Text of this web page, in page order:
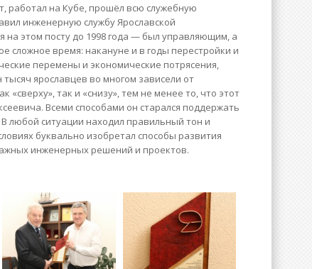
работал на Кубе, прошёл всю служебную
инженерную службу Ярославской
на этом посту до 1998 года — был управляющим, а
сложное время: накануне и в годы перестройки и
перемены и экономические потрясения,
яро­славцев во многом зависели от
«сверху», так и «снизу», тем не менее то, что этот
Всеми способами он старался поддержать
любой ситуации находил правильный тон и
буквально изобретал способы развития
инженерных решений и проектов.